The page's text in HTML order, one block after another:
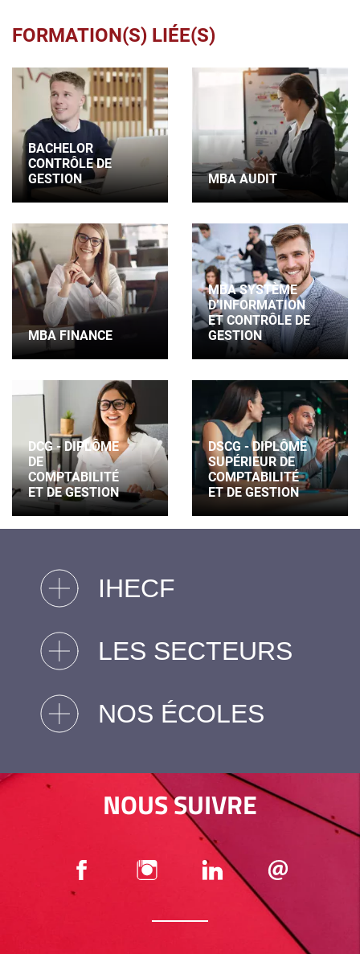
FORMATION(S) LIÉE(S)
BACHELOR
CONTRÔLE DE
GESTION
MBA AUDIT
MBA FINANCE
MBA SYSTÈME
D’INFORMATION
ET CONTRÔLE DE
GESTION
DCG - DIPLÔME
DE
COMPTABILITÉ
ET DE GESTION
DSCG - DIPLÔME
SUPÉRIEUR DE
COMPTABILITÉ
ET DE GESTION
IHECF
LES SECTEURS
NOS ÉCOLES
NOUS SUIVRE